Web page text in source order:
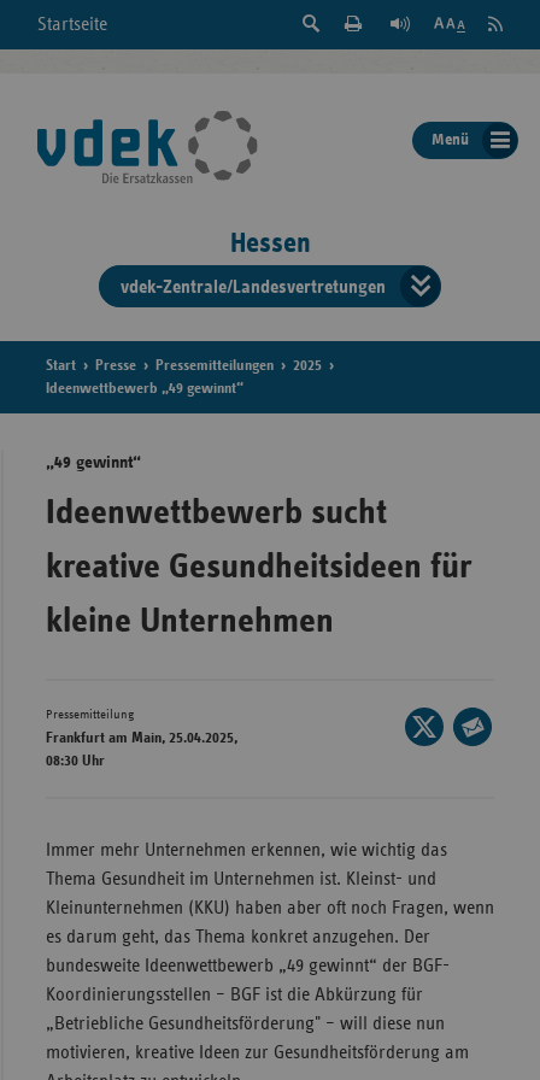
Startseite
Suche
der
Seite
Feed
Menü
Hessen
vdek-Zentrale/Landesvertretungen
der
Start Presse Pressemitteilungen
2025
Ideenwettbewerb „49 gewinnt“
„49 gewinnt“
Ideenwettbewerb sucht
kreative Gesundheitsideen für
kleine Unternehmen
Pressemitteilung
Frankfurt am Main, 25.04.2025,
08:30 Uhr
Seite
auf
Immer mehr Unternehmen erkennen, wie wichtig das
Thema Gesundheit im Unternehmen ist. Kleinst- und
Kleinunternehmen (KKU) haben aber oft noch Fragen, wenn
es darum geht, das Thema konkret anzugehen. Der
bundesweite Ideenwettbewerb „49 gewinnt“ der BGF-
Koordinierungsstellen – BGF ist die Abkürzung für
„Betriebliche Gesundheitsförderung" – will diese nun
motivieren, kreative Ideen zur Gesundheitsförderung am